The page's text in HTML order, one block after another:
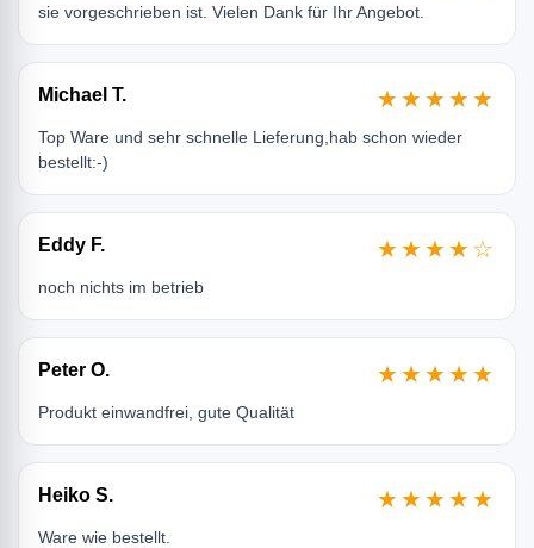
sie vorgeschrieben ist. Vielen Dank für Ihr Angebot.
Michael T. ★★★★★
Top Ware und sehr schnelle Lieferung,hab schon wieder
bestellt:-)
Eddy F. ★★★★☆
noch nichts im betrieb
Peter O. ★★★★★
Produkt einwandfrei, gute Qualität
Heiko S. ★★★★★
Ware wie bestellt.